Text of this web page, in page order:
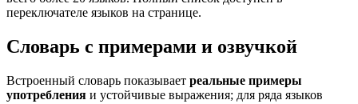
переключателе языков на странице.
Словарь с примерами и озвучкой
Встроенный словарь показывает реальные примеры
употребления и устойчивые выражения; для ряда языков